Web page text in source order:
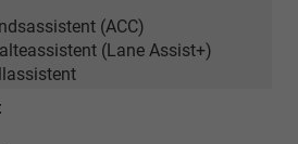
(ACC)
(Lane Assist+)